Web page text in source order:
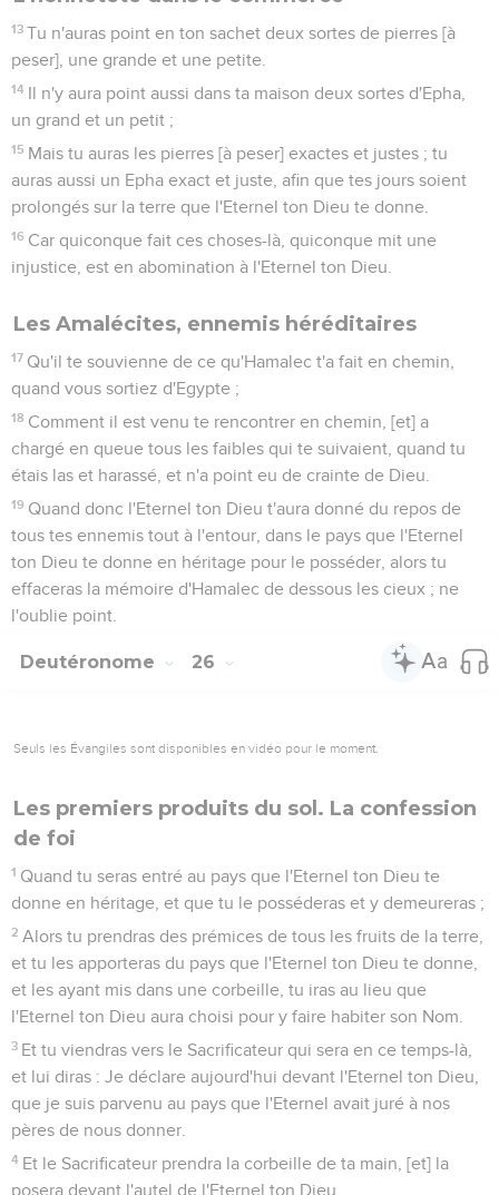
13 Tu n'auras point en ton sachet deux sortes de pierres [à
peser], une grande et une petite.
14 Il n'y aura point aussi dans ta maison deux sortes d'Epha,
un grand et un petit ;
15 Mais tu auras les pierres [à peser] exactes et justes ; tu
auras aussi un Epha exact et juste, afin que tes jours soient
prolongés sur la terre que l'Eternel ton Dieu te donne.
16 Car quiconque fait ces choses-là, quiconque mit une
injustice, est en abomination à l'Eternel ton Dieu.
Les Amalécites, ennemis héréditaires
17 Qu'il te souvienne de ce qu'Hamalec t'a fait en chemin,
quand vous sortiez d'Egypte ;
18 Comment il est venu te rencontrer en chemin, [et] a
chargé en queue tous les faibles qui te suivaient, quand tu
étais las et harassé, et n'a point eu de crainte de Dieu.
19 Quand donc l'Eternel ton Dieu t'aura donné du repos de
tous tes ennemis tout à l'entour, dans le pays que l'Eternel
ton Dieu te donne en héritage pour le posséder, alors tu
effaceras la mémoire d'Hamalec de dessous les cieux ; ne
l'oublie point.
Deutéronome 26
Seuls les Évangiles sont disponibles en vidéo pour le moment.
Les premiers produits du sol. La confession
de foi
1 Quand tu seras entré au pays que l'Eternel ton Dieu te
donne en héritage, et que tu le posséderas et y demeureras ;
2 Alors tu prendras des prémices de tous les fruits de la terre,
et tu les apporteras du pays que l'Eternel ton Dieu te donne,
et les ayant mis dans une corbeille, tu iras au lieu que
l'Eternel ton Dieu aura choisi pour y faire habiter son Nom.
3 Et tu viendras vers le Sacrificateur qui sera en ce temps-là,
et lui diras : Je déclare aujourd'hui devant l'Eternel ton Dieu,
que je suis parvenu au pays que l'Eternel avait juré à nos
pères de nous donner.
4 Et le Sacrificateur prendra la corbeille de ta main, [et] la
posera devant l'autel de l'Eternel ton Dieu.